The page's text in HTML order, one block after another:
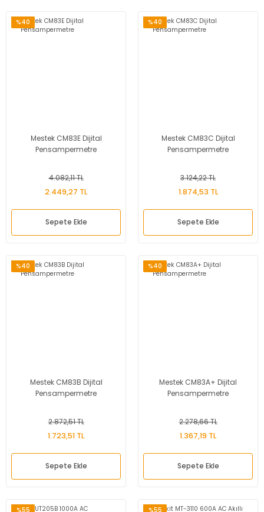
%40
Mestek CM83E Dijital
Pensampermetre
4.082,11 TL
2.449,27 TL
Sepete Ekle
%40
Mestek CM83C Dijital
Pensampermetre
3.124,22 TL
1.874,53 TL
Sepete Ekle
%40
Mestek CM83B Dijital
Pensampermetre
2.872,51 TL
1.723,51 TL
Sepete Ekle
%40
Mestek CM83A+ Dijital
Pensampermetre
2.278,66 TL
1.367,19 TL
Sepete Ekle
%55 %55